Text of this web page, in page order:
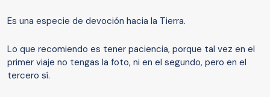
Es una especie de devoción hacia la Tierra.
Lo que recomiendo es tener paciencia, porque tal vez en el
primer viaje no tengas la foto, ni en el segundo, pero en el
tercero sí.